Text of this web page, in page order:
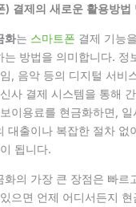
) 결제의 새로운 활용방법
화는 스마트폰 결제 기능
는 방법을 의미합니다. 정
, 음악 등의 디지털 서비
사 결제 시스템을 통해
이용료를 현금화하면,
대출이나 복잡한 절차 없
됩니다.
화의 가장 큰 장점은 빠르
으면 언제 어디서든지